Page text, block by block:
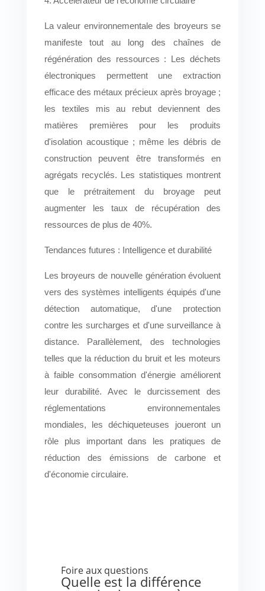
La valeur environnementale des broyeurs se
manifeste tout au long des chaînes de
régénération des ressources : Les déchets
électroniques permettent une extraction
efficace des métaux précieux après broyage ;
les textiles mis au rebut deviennent des
matières premières pour les produits
d'isolation acoustique ; même les débris de
construction peuvent être transformés en
agrégats recyclés. Les statistiques montrent
que le prétraitement du broyage peut
augmenter les taux de récupération des
ressources de plus de 40%.
Tendances futures : Intelligence et durabilité
Les broyeurs de nouvelle génération évoluent
vers des systèmes intelligents équipés d'une
détection automatique, d'une protection
contre les surcharges et d'une surveillance à
distance. Parallèlement, des technologies
telles que la réduction du bruit et les moteurs
à faible consommation d'énergie améliorent
leur durabilité. Avec le durcissement des
réglementations environnementales
mondiales, les déchiqueteuses joueront un
rôle plus important dans les pratiques de
réduction des émissions de carbone et
d'économie circulaire.
Foire aux questions
Quelle est la différence